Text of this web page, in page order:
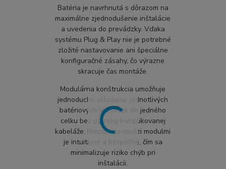
Batéria je navrhnutá s dôrazom na
maximálne zjednodušenie inštalácie
a uvedenia do prevádzky. Vďaka
systému Plug & Play nie je potrebné
zložité nastavovanie ani špeciálne
konfiguračné zásahy, čo výrazne
skracuje čas montáže.
Modulárna konštrukcia umožňuje
jednoduché skladanie jednotlivých
batériových jednotiek do jedného
celku bez potreby komplikovanej
kabeláže. Prepojenie medzi modulmi
je intuitívne a bezpečné, čím sa
minimalizuje riziko chýb pri
inštalácii.